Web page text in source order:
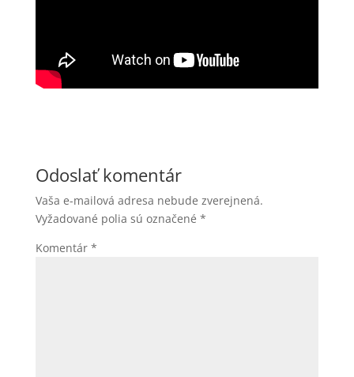
Odoslať komentár
Vaša e-mailová adresa nebude zverejnená.
Vyžadované polia sú označené *
Komentár *